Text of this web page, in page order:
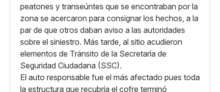
peatones y transeúntes que se encontraban por la
zona se acercaron para consignar los hechos, a la
par de que otros daban aviso a las autoridades
sobre el siniestro. Más tarde, al sitio acudieron
elementos de Tránsito de la Secretaría de
Seguridad Ciudadana (SSC).
El auto responsable fue el más afectado pues toda
la estructura que recubría el cofre terminó